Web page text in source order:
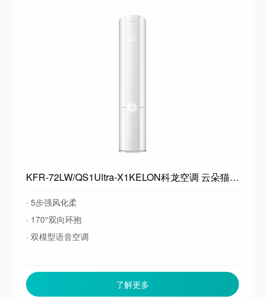
KFR-72LW/QS1Ultra-X1KELON科龙空调 云朵猫Ultra 大3匹客厅立式 柜机 新一级能效变频省电 纯铜管 世界杯定制 智能语音
· 5步强风化柔
· 170°双向环抱
· 双模型语音空调
了解更多